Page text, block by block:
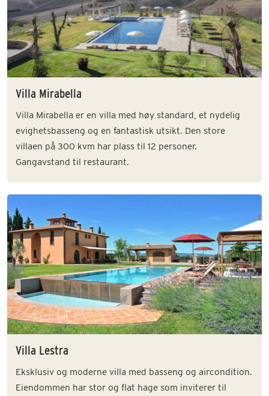
Villa Mirabella
Villa Mirabella er en villa med høy standard, et nydelig
evighetsbasseng og en fantastisk utsikt. Den store
villaen på 300 kvm har plass til 12 personer.
Gangavstand til restaurant.
Villa Lestra
Eksklusiv og moderne villa med basseng og aircondition.
Eiendommen har stor og flat hage som inviterer til